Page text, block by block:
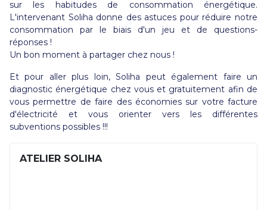
sur les habitudes de consommation énergétique.
L'intervenant Soliha donne des astuces pour réduire notre
consommation par le biais d'un jeu et de questions-
réponses !
Un bon moment à partager chez nous !
Et pour aller plus loin, Soliha peut également faire un
diagnostic énergétique chez vous et gratuitement afin de
vous permettre de faire des économies sur votre facture
d'électricité et vous orienter vers les différentes
subventions possibles !!!
ATELIER SOLIHA